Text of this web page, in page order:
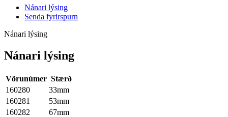
Nánari lýsing
Senda fyrirspurn
Nánari lýsing
Nánari lýsing
Vörunúmer Stærð
160280
33mm
160281
53mm
160282
67mm